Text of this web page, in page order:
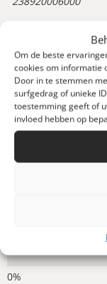
Om de beste
cookies om informatie
Door in te stemmen
surfgedrag of unieke
toestemming geeft of
invloed hebben op
Reviews
0 van 5 sterren (op
basis van 0
Uitstekend